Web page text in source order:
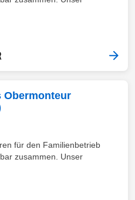
Obermonteur
für den Familienbetrieb
zusammen. Unser